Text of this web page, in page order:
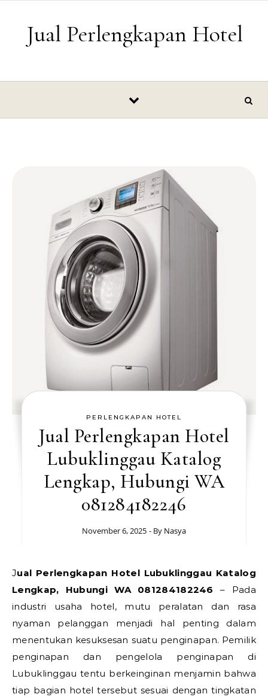
Jual Perlengkapan Hotel
PERLENGKAPAN HOTEL
Jual Perlengkapan Hotel
Lubuklinggau Katalog
Lengkap, Hubungi WA
081284182246
November 6, 2025 - By Nasya
Jual Perlengkapan Hotel Lubuklinggau Katalog
Lengkap, Hubungi WA 081284182246 – Pada
industri usaha hotel, mutu peralatan dan rasa
nyaman pelanggan menjadi hal penting dalam
menentukan kesuksesan suatu penginapan. Pemilik
penginapan dan pengelola penginapan di
Lubuklinggau tentu berkeinginan menjamin bahwa
tiap bagian hotel tersebut sesuai dengan tingkatan